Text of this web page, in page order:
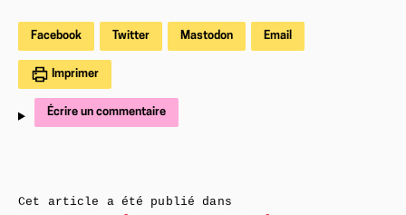
Facebook Twitter Mastodon Email
Imprimer
Écrire un commentaire
Cet article a été publié dans